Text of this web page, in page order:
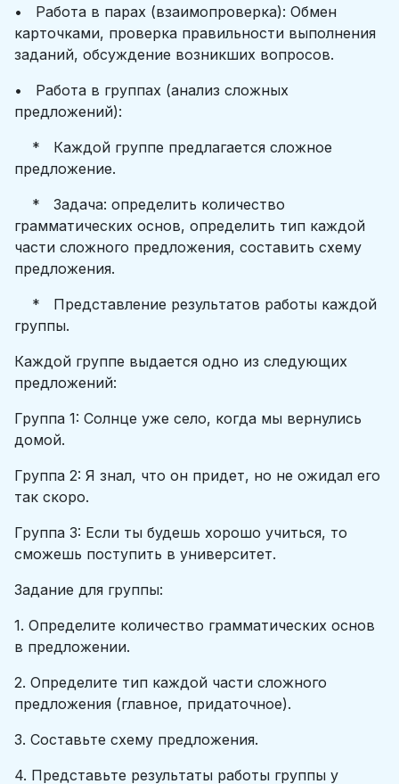
• Работа в парах (взаимопроверка): Обмен
карточками, проверка правильности выполнения
заданий, обсуждение возникших вопросов.
• Работа в группах (анализ сложных
предложений):
* Каждой группе предлагается сложное
предложение.
* Задача: определить количество
грамматических основ, определить тип каждой
части сложного предложения, составить схему
предложения.
* Представление результатов работы каждой
группы.
Каждой группе выдается одно из следующих
предложений:
Группа 1: Солнце уже село, когда мы вернулись
домой.
Группа 2: Я знал, что он придет, но не ожидал его
так скоро.
Группа 3: Если ты будешь хорошо учиться, то
сможешь поступить в университет.
Задание для группы:
1. Определите количество грамматических основ
в предложении.
2. Определите тип каждой части сложного
предложения (главное, придаточное).
3. Составьте схему предложения.
4. Представьте результаты работы группы у